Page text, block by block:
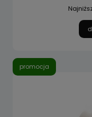
promocja